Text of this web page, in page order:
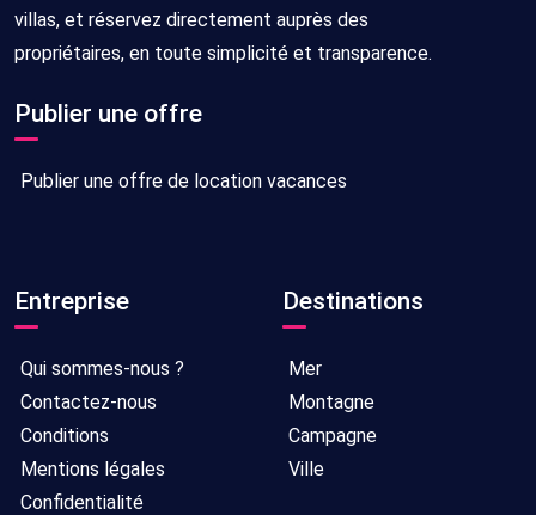
villas, et réservez directement auprès des
propriétaires, en toute simplicité et transparence.
Publier une offre
Publier une offre de location vacances
Entreprise
Qui sommes-nous ?
Contactez-nous
Conditions
Mentions légales
Confidentialité
Destinations
Mer
Montagne
Campagne
Ville